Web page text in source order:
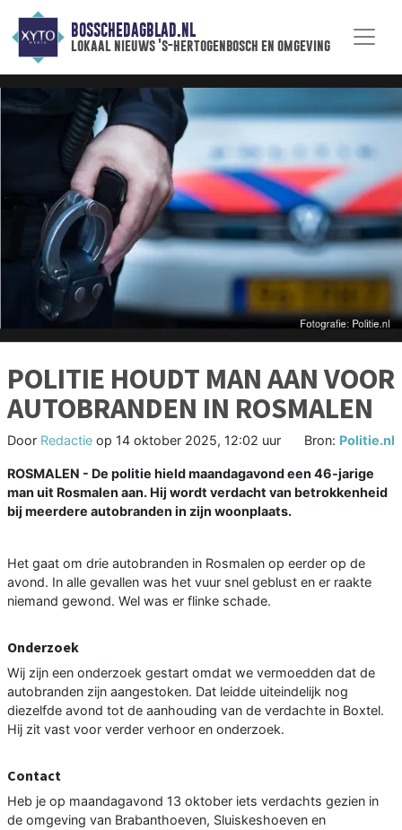
BOSSCHEDAGBLAD.NL
lokaal nieuws 's-hertogenbosch en omgeving
POLITIE HOUDT MAN AAN VOOR
AUTOBRANDEN IN ROSMALEN
Door Redactie op 14 oktober 2025, 12:02 uur Bron: Politie.nl
ROSMALEN - De politie hield maandagavond een 46-jarige
man uit Rosmalen aan. Hij wordt verdacht van betrokkenheid
bij meerdere autobranden in zijn woonplaats.
Het gaat om drie autobranden in Rosmalen op eerder op de
avond. In alle gevallen was het vuur snel geblust en er raakte
niemand gewond. Wel was er flinke schade.
Onderzoek
Wij zijn een onderzoek gestart omdat we vermoedden dat de
autobranden zijn aangestoken. Dat leidde uiteindelijk nog
diezelfde avond tot de aanhouding van de verdachte in Boxtel.
Hij zit vast voor verder verhoor en onderzoek.
Contact
Heb je op maandagavond 13 oktober iets verdachts gezien in
de omgeving van Brabanthoeven, Sluiskeshoeven en